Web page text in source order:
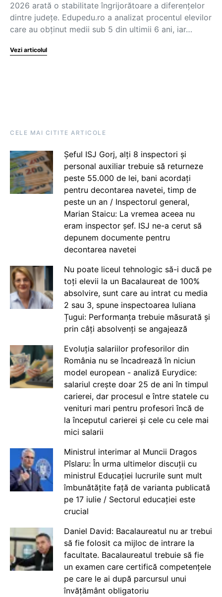
2026 arată o stabilitate îngrijorătoare a diferențelor
dintre județe. Edupedu.ro a analizat procentul elevilor
care au obținut medii sub 5 din ultimii 6 ani, iar…
Vezi articolul
CELE MAI CITITE ARTICOLE
Șeful ISJ Gorj, alți 8 inspectori și
personal auxiliar trebuie să returneze
peste 55.000 de lei, bani acordați
pentru decontarea navetei, timp de
peste un an / Inspectorul general,
Marian Staicu: La vremea aceea nu
eram inspector șef. ISJ ne-a cerut să
depunem documente pentru
decontarea navetei
Nu poate liceul tehnologic să-i ducă pe
toți elevii la un Bacalaureat de 100%
absolvire, sunt care au intrat cu media
2 sau 3, spune inspectoarea Iuliana
Țugui: Performanța trebuie măsurată și
prin câți absolvenți se angajează
Evoluția salariilor profesorilor din
România nu se încadrează în niciun
model european - analiză Eurydice:
salariul crește doar 25 de ani în timpul
carierei, dar procesul e între statele cu
venituri mari pentru profesori încă de
la începutul carierei și cele cu cele mai
mici salarii
Ministrul interimar al Muncii Dragos
Pîslaru: În urma ultimelor discuții cu
ministrul Educației lucrurile sunt mult
îmbunătățite față de varianta publicată
pe 17 iulie / Sectorul educației este
crucial
Daniel David: Bacalaureatul nu ar trebui
să fie folosit ca mijloc de intrare la
facultate. Bacalaureatul trebuie să fie
un examen care certifică competențele
pe care le ai după parcursul unui
învățământ obligatoriu